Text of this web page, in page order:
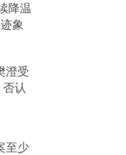
降温
象
澄受
认
至少